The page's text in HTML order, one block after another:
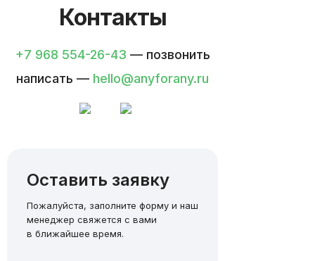
Контакты
+7 968 554-26-43 — позвонить
написать — hello@anyforany.ru
Пожалуйста, заполните форму и наш
менеджер свяжется с вами
в ближайшее время.
Оставить заявку